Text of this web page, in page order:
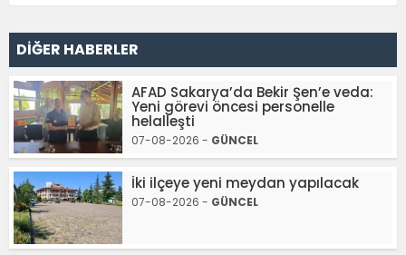
DİĞER HABERLER
AFAD Sakarya’da Bekir Şen’e veda:
Yeni görevi öncesi personelle
helalleşti
07-08-2026 - GÜNCEL
İki ilçeye yeni meydan yapılacak
07-08-2026 - GÜNCEL